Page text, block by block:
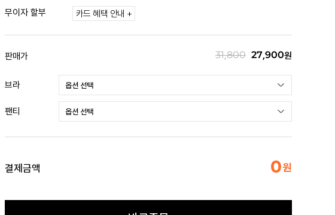
무이자 할부 카드 혜택 안내 +
판매가 31,800 27,900원
브라
팬티
결제금액 0원